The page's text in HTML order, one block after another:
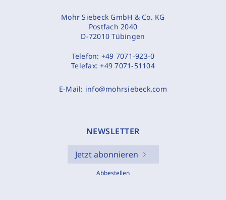
Mohr Siebeck GmbH & Co. KG
Postfach 2040
D-72010 Tübingen
Telefon: +49 7071-923-0
Telefax:+49 7071-51104
E-Mail: info@mohrsiebeck.com
NEWSLETTER
Jetzt abonnieren
Abbestellen